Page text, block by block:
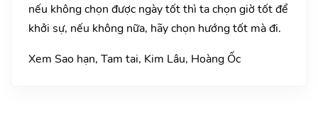
nếu không chọn được ngày tốt thì ta chọn giờ tốt để
khởi sự, nếu không nữa, hãy chọn hướng tốt mà đi.
Xem Sao hạn, Tam tai, Kim Lâu, Hoàng Ốc